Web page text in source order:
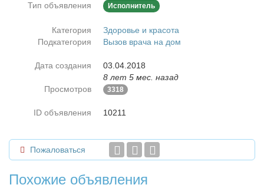
Тип объявления Исполнитель
Категория
Здоровье и красота
Подкатегория
Вызов врача на дом
Дата создания
03.04.2018
8 лет 5 мес. назад
Просмотров
3318
ID объявления 10211
Пожаловаться
Похожие объявления